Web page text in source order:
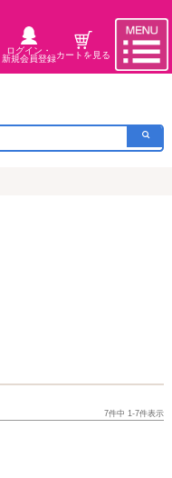
ログイン・
新規会員登録カートを見る
7件中 1-7件表示